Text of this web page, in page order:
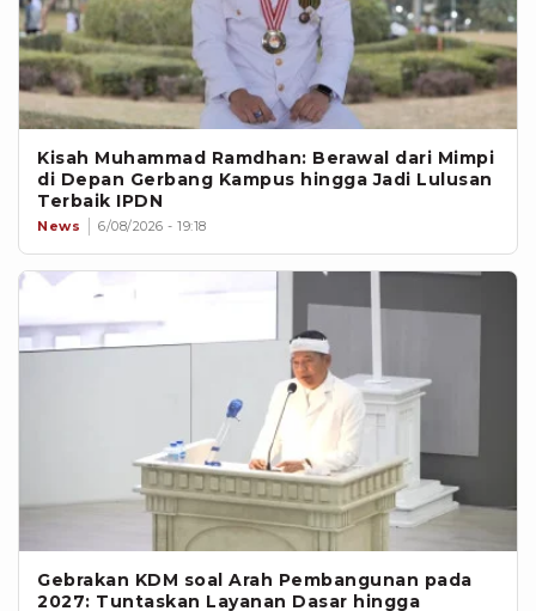
Kisah Muhammad Ramdhan: Berawal dari Mimpi
di Depan Gerbang Kampus hingga Jadi Lulusan
Terbaik IPDN
News 6/08/2026 - 19:18
Gebrakan KDM soal Arah Pembangunan pada
2027: Tuntaskan Layanan Dasar hingga